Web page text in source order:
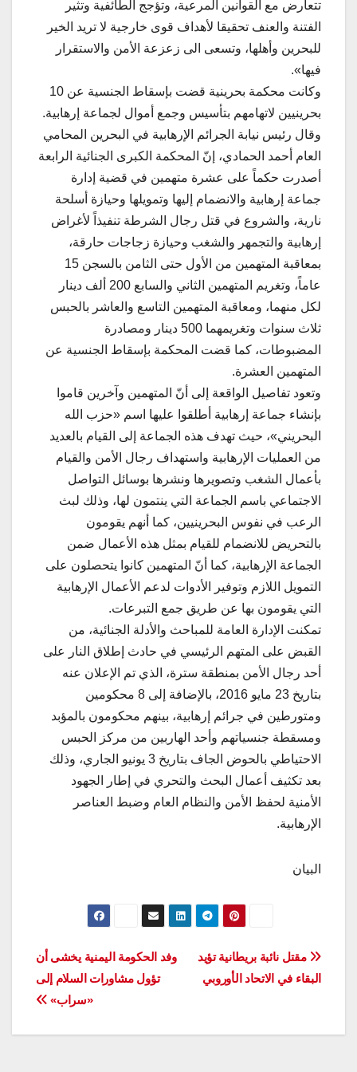
تتعارض مع القوانين المرعية، وتؤجج الطائفية وتثير
الفتنة والعنف تحقيقا لأهداف قوى خارجية لا تريد الخير
للبحرين وأهلها، وتسعى الى زعزعة الأمن والاستقرار
فيها».
وكانت محكمة بحرينية قضت بإسقاط الجنسية عن 10
بحرينيين لاتهامهم بتأسيس وجمع أموال لجماعة إرهابية.
وقال رئيس نيابة الجرائم الإرهابية في البحرين المحامي
العام أحمد الحمادي، إنّ المحكمة الكبرى الجنائية الرابعة
أصدرت حكماً على عشرة متهمين في قضية إدارة
جماعة إرهابية والانضمام إليها وتمويلها وحيازة أسلحة
نارية، والشروع في قتل رجال الشرطة تنفيذاً لأغراض
إرهابية والتجمهر والشغب وحيازة زجاجات حارقة،
بمعاقبة المتهمين من الأول حتى الثامن بالسجن 15
عاماً، وتغريم المتهمين الثاني والسابع 200 ألف دينار
لكل منهما، ومعاقبة المتهمين التاسع والعاشر بالحبس
ثلاث سنوات وتغريمهما 500 دينار ومصادرة
المضبوطات، كما قضت المحكمة بإسقاط الجنسية عن
المتهمين العشرة.
وتعود تفاصيل الواقعة إلى أنّ المتهمين وآخرين قاموا
بإنشاء جماعة إرهابية أطلقوا عليها اسم «حزب الله
البحريني»، حيث تهدف هذه الجماعة إلى القيام بالعديد
من العمليات الإرهابية واستهداف رجال الأمن والقيام
بأعمال الشغب وتصويرها ونشرها بوسائل التواصل
الاجتماعي باسم الجماعة التي ينتمون لها، وذلك لبث
الرعب في نفوس البحرينيين، كما أنهم يقومون
بالتحريض للانضمام للقيام بمثل هذه الأعمال ضمن
الجماعة الإرهابية، كما أنّ المتهمين كانوا يتحصلون على
التمويل اللازم وتوفير الأدوات لدعم الأعمال الإرهابية
التي يقومون بها عن طريق جمع التبرعات.
تمكنت الإدارة العامة للمباحث والأدلة الجنائية، من
القبض على المتهم الرئيسي في حادث إطلاق النار على
أحد رجال الأمن بمنطقة سترة، الذي تم الإعلان عنه
بتاريخ 23 مايو 2016، بالإضافة إلى 8 محكومين
ومتورطين في جرائم إرهابية، بينهم محكومون بالمؤبد
ومسقطة جنسياتهم وأحد الهاربين من مركز الحبس
الاحتياطي بالحوض الجاف بتاريخ 3 يونيو الجاري، وذلك
بعد تكثيف أعمال البحث والتحري في إطار الجهود
الأمنية لحفظ الأمن والنظام العام وضبط العناصر
الإرهابية.
البيان
تصفّح
المقالات
وفد الحكومة اليمنية يخشى أن
تؤول مشاورات السلام إلى
«سراب»
مقتل نائبة بريطانية تؤيد
البقاء في الاتحاد الأوروبي